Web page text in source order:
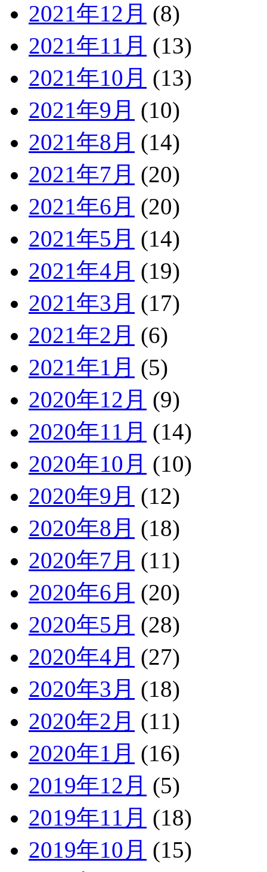
2021年12月 (8)
2021年11月 (13)
2021年10月 (13)
2021年9月 (10)
2021年8月 (14)
2021年7月 (20)
2021年6月 (20)
2021年5月 (14)
2021年4月 (19)
2021年3月 (17)
2021年2月 (6)
2021年1月 (5)
2020年12月 (9)
2020年11月 (14)
2020年10月 (10)
2020年9月 (12)
2020年8月 (18)
2020年7月 (11)
2020年6月 (20)
2020年5月 (28)
2020年4月 (27)
2020年3月 (18)
2020年2月 (11)
2020年1月 (16)
2019年12月 (5)
2019年11月 (18)
2019年10月 (15)